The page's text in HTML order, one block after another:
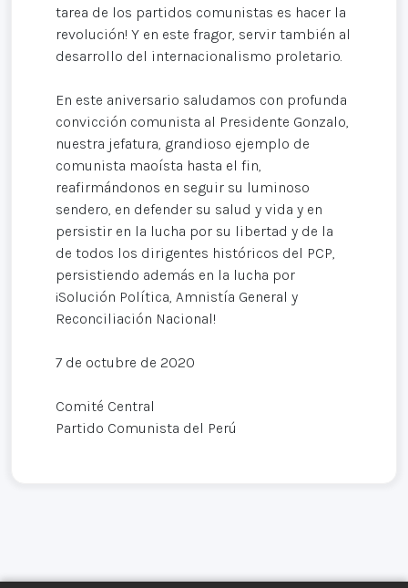
tarea de los partidos comunistas es hacer la
revolución! Y en este fragor, servir también al
desarrollo del internacionalismo proletario.
En este aniversario saludamos con profunda
convicción comunista al Presidente Gonzalo,
nuestra jefatura, grandioso ejemplo de
comunista maoísta hasta el fin,
reafirmándonos en seguir su luminoso
sendero, en defender su salud y vida y en
persistir en la lucha por su libertad y de la
de todos los dirigentes históricos del PCP,
persistiendo además en la lucha por
¡Solución Política, Amnistía General y
Reconciliación Nacional!
7 de octubre de 2020
Comité Central
Partido Comunista del Perú